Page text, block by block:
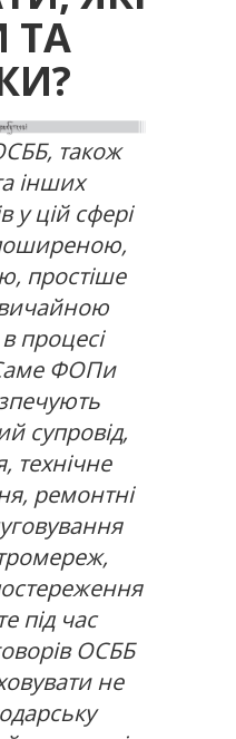
ТА
також
інших
у цій сфері
простіше
процесі
ФОПи
супровід,
технічне
ремонтні
під час
ОСББ
не